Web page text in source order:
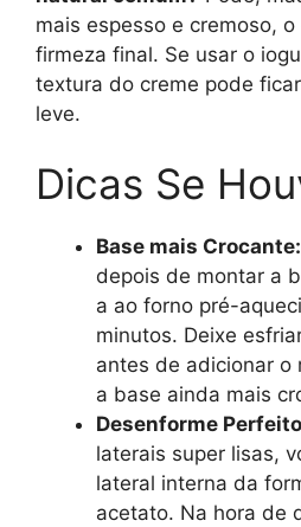
mais espesso e cremoso,
firmeza final. Se usar o
textura do creme pode
leve.
Dicas Se
Base mais Crocante:
depois de montar a
a ao forno pré-
minutos. Deixe
antes de adicionar o
a base ainda mais
Desenforme
laterais super lisas,
lateral interna da
acetato. Na hora de